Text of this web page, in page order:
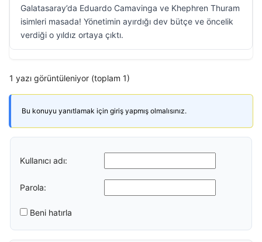
Galatasaray’da Eduardo Camavinga ve Khephren Thuram
isimleri masada! Yönetimin ayırdığı dev bütçe ve öncelik
verdiği o yıldız ortaya çıktı.
1 yazı görüntüleniyor (toplam 1)
Bu konuyu yanıtlamak için giriş yapmış olmalısınız.
Kullanıcı adı:
Parola:
Beni hatırla